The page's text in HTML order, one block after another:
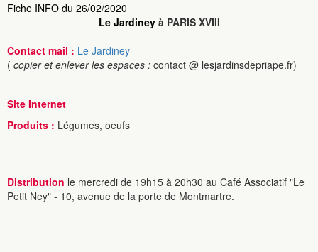
Fiche INFO du 26/02/2020
Le Jardineyà PARIS XVIII
Contact mail : Le Jardiney
( copier et enlever les espaces : contact @ lesjardinsdepriape.fr)
Site Internet
Produits : Légumes, oeufs
Distribution le mercredi de 19h15 à 20h30 au Café Associatif "Le
Petit Ney" - 10, avenue de la porte de Montmartre.